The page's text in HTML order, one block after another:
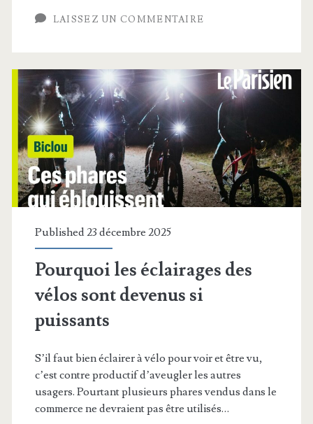
LAISSEZ UN COMMENTAIRE
Published 23 décembre 2025
Pourquoi les éclairages des
vélos sont devenus si
puissants
S’il faut bien éclairer à vélo pour voir et être vu,
c’est contre productif d’aveugler les autres
usagers. Pourtant plusieurs phares vendus dans le
commerce ne devraient pas être utilisés…